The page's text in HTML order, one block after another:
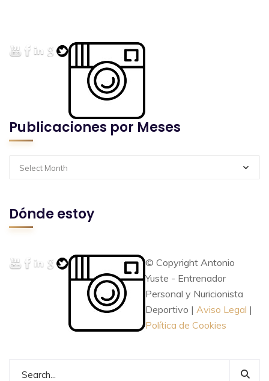
Publicaciones por Meses
Select Month
Dónde estoy
© Copyright Antonio
Yuste - Entrenador
Personal y Nuricionista
Deportivo | Aviso Legal |
Política de Cookies